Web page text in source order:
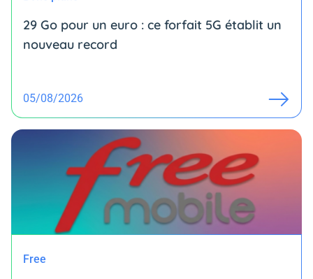
29 Go pour un euro : ce forfait 5G établit un
nouveau record
05/08/2026
Free